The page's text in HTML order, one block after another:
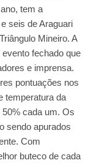
tem a
seis de Araguari
Mineiro. A
fechado que
e imprensa.
pontuações nos
temperatura da
50% cada um. Os
sendo apurados
Com
buteco de cada